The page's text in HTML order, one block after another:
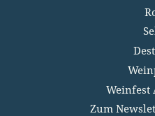
Weinfest
Zum